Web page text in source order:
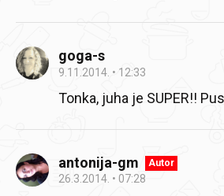
goga-s
9.11.2014. 12:33
Tonka, juha je SUPER!!
antonija-gm Autor
26.3.2014. 07:28